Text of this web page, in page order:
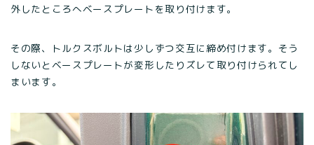
外したところへベースプレートを取り付けます。
その際、トルクスボルトは少しずつ交互に締め付けます。そう
しないとベースプレートが変形したりズレて取り付けられてし
まいます。